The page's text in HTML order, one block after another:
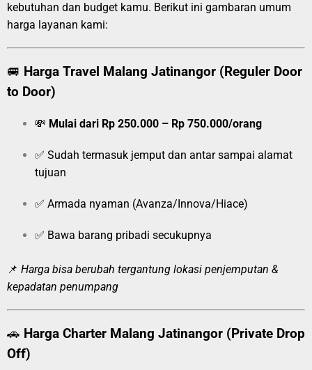
kebutuhan dan budget kamu. Berikut ini gambaran umum
harga layanan kami:
🚐 Harga Travel Malang Jatinangor (Reguler Door
to Door)
💸 Mulai dari Rp 250.000 – Rp 750.000/orang
✅ Sudah termasuk jemput dan antar sampai alamat
tujuan
✅ Armada nyaman (Avanza/Innova/Hiace)
✅ Bawa barang pribadi secukupnya
📌 Harga bisa berubah tergantung lokasi penjemputan &
kepadatan penumpang
🚗 Harga Charter Malang Jatinangor (Private Drop
Off)